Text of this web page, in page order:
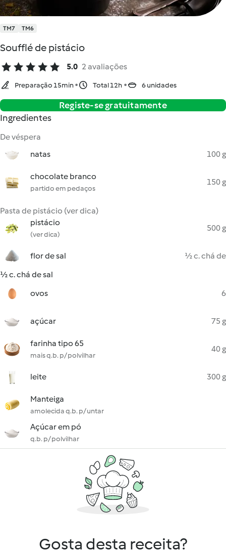
TM7 TM6
Soufflé de pistácio
5.0 2 avaliações
Preparação 15min Total 12h 6 unidades
Registe-se gratuitamente
Ingredientes
De véspera
natas
100 g
chocolate branco
partido em pedaços
150 g
Pasta de pistácio (ver dica)
pistácio
(ver dica)
500 g
flor de sal
½ c. chá de
½ c. chá de sal
ovos
6
açúcar 75 g
farinha tipo 65
mais q.b. p/ polvilhar
40 g
leite 300 g
Manteiga
amolecida q.b. p/ untar
Açúcar em pó
q.b. p/ polvilhar
Gosta desta receita?